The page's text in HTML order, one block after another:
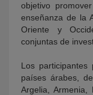
objetivo
enseñanza de la
Oriente y
conjuntas de
Los participantes
países árabes,
Argelia, Armenia,